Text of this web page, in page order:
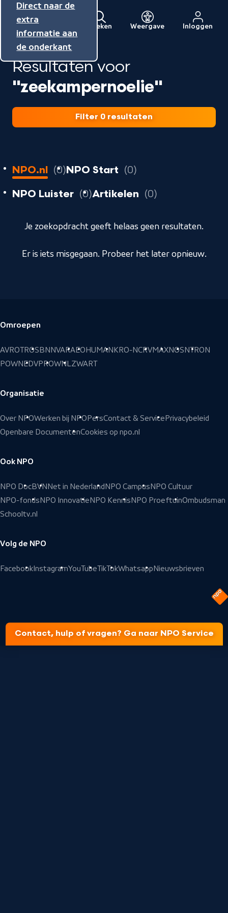
Direct naar de
inhoud
Direct naar de
hoofdnavigatie
Direct naar de
extra
informatie aan
de onderkant
Menu
Naar
de
beginpagina
van
NPO
Zoeken Weergave Inloggen
Resultaten voor
"zeekampernoelie"
Filter 0 resultaten
0
resultaten
geladen
NPO.nl 0 resultaten
NPO Start 0
NPO Luister
0 resultaten
Artikelen 0
Je zoekopdracht geeft helaas geen resultaten.
Er is iets misgegaan. Probeer het later opnieuw.
Voettekst
Omroepen
AVROTROS BNNVARAEO HUMAN KRO-NCRVMAXNOS NTRON
POWNEDVPROWNLZWART
Organisatie
Over NPOWerken bij NPO PersContact & Service Privacybeleid
Openbare DocumentenCookies op npo.nl
Ook NPO
NPO DocBVN Net in Nederland NPO Campus NPO Cultuur
NPO-fonds NPO Innovatie NPO Kennis NPO ProeftuinOmbudsman
Schooltv.nl
Volg de NPO
Facebook InstagramYouTubeTikTokWhatsapp Nieuwsbrieven
Contact, hulp of vragen? Ga naar NPO Service